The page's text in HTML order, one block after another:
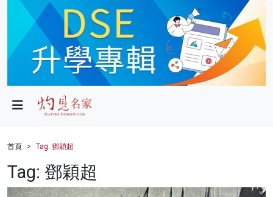
政局
財經
健康
首頁 Tag: 鄧穎超
Tag: 鄧穎超